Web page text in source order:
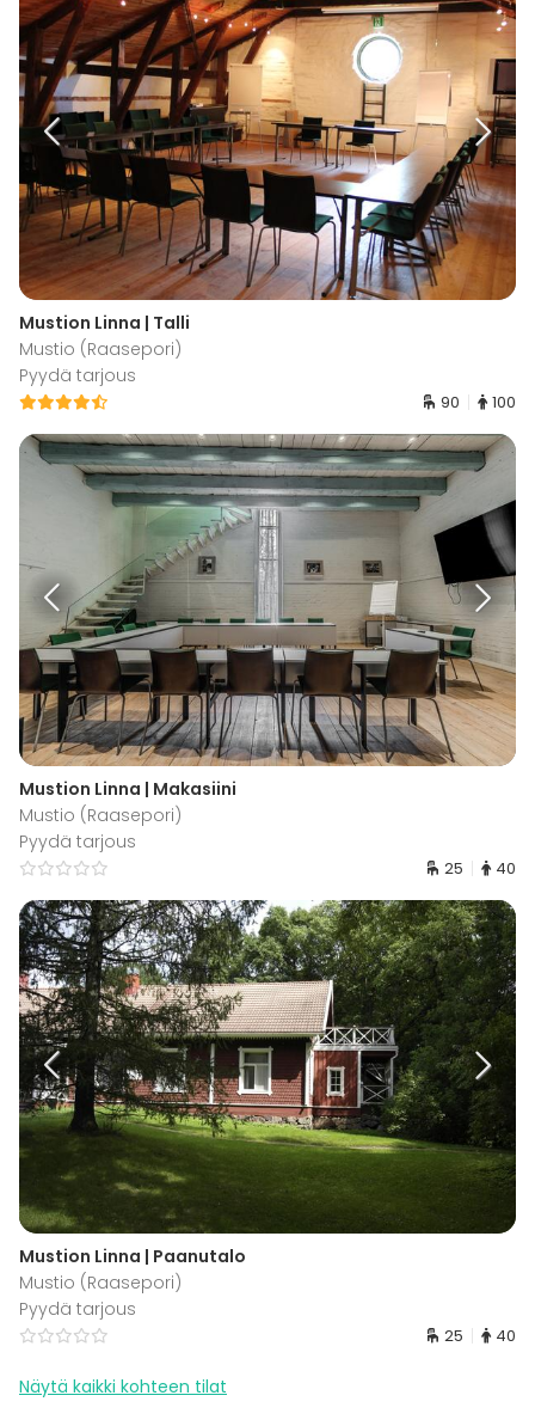
Mustion Linna | Talli
Mustio (Raasepori)
Pyydä tarjous
90 100
Mustion Linna | Makasiini
Mustio (Raasepori)
Pyydä tarjous
25 40
Mustion Linna | Paanutalo
Mustio (Raasepori)
Pyydä tarjous
25 40
Näytä kaikki kohteen tilat